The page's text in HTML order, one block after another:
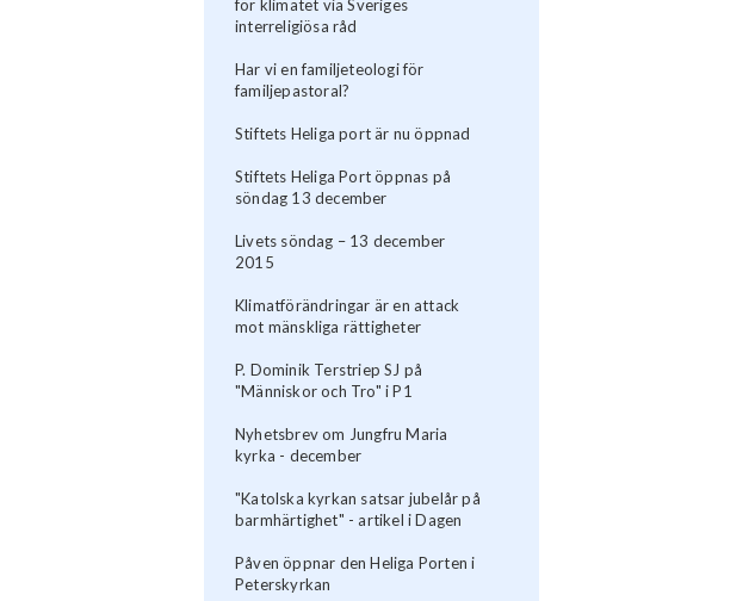
för klimatet via Sveriges
interreligiösa råd
Har vi en familjeteologi för
familjepastoral?
Stiftets Heliga port är nu öppnad
Stiftets Heliga Port öppnas på
söndag 13 december
Livets söndag – 13 december
2015
Klimatförändringar är en attack
mot mänskliga rättigheter
P. Dominik Terstriep SJ på
"Människor och Tro" i P1
Nyhetsbrev om Jungfru Maria
kyrka - december
"Katolska kyrkan satsar jubelår på
barmhärtighet" - artikel i Dagen
Påven öppnar den Heliga Porten i
Peterskyrkan